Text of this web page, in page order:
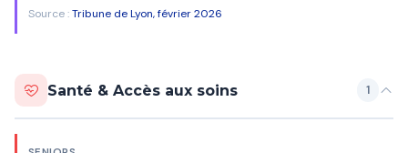
Source :Tribune de Lyon, février 2026
Santé & Accès aux soins 1